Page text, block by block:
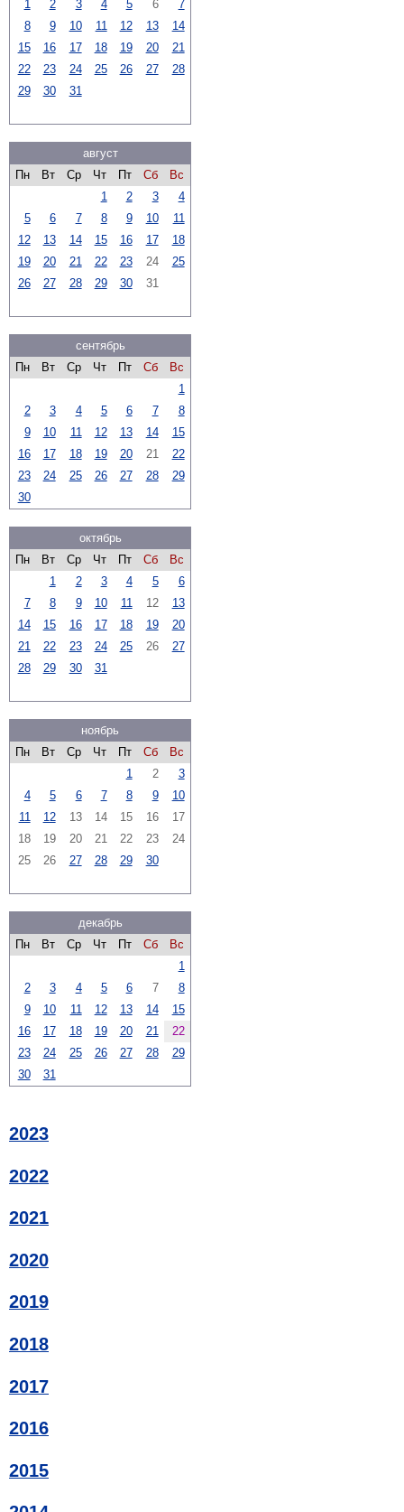
1
2 3 4 5 6
7
8
9 10 11 12 13
14
15
16 17 18 19 20
21
22
23 24 25 26 27
28
29
30 31
август
Пн
Вт Ср Чт Пт Сб
Вс
1
2 3
4
5
6 7 8 9 10
11
12
13 14 15 16 17
18
19
20 21 22 23 24
25
26
27 28 29 30 31
сентябрь
Пн
Вт Ср Чт Пт Сб
Вс
1
2
3 4 5 6 7
8
9
10 11 12 13 14
15
16
17 18 19 20 21
22
23
24 25 26 27 28
29
30
октябрь
Пн
Вт Ср Чт Пт Сб
Вс
1
2 3 4 5
6
7
8 9 10 11 12
13
14
15 16 17 18 19
20
21
22 23 24 25 26
27
28
29 30 31
ноябрь
Пн
Вт Ср Чт Пт Сб
Вс
1
2
3
4
5 6 7 8 9
10
11
12 13 14 15 16
17
18
19 20 21 22 23
24
25
26 27 28 29 30
декабрь
Пн
Вт Ср Чт Пт Сб
Вс
1
2
3 4 5 6 7
8
9
10 11 12 13 14
15
16
17 18 19 20 21
22
23
24 25 26 27 28
29
30
31
2023
2022
2021
2020
2019
2018
2017
2016
2015